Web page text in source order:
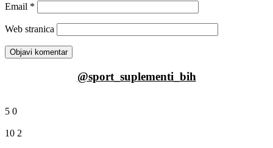
Email *
Web stranica
@sport_suplementi_bih
5 0
10 2